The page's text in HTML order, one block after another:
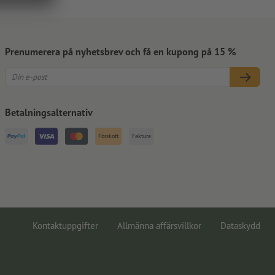
Prenumerera på nyhetsbrev och få en kupong på 15 %
Betalningsalternativ
Förskott Faktura
Kontaktuppgifter Allmänna affärsvillkor Dataskydd